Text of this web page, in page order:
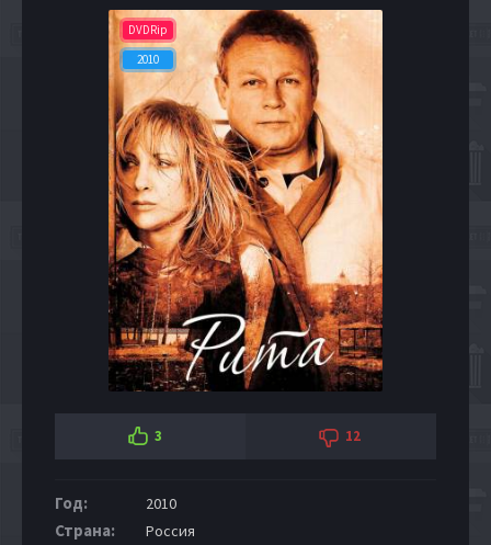
DVDRip
2010
3 12
Год: 2010
Страна: Россия